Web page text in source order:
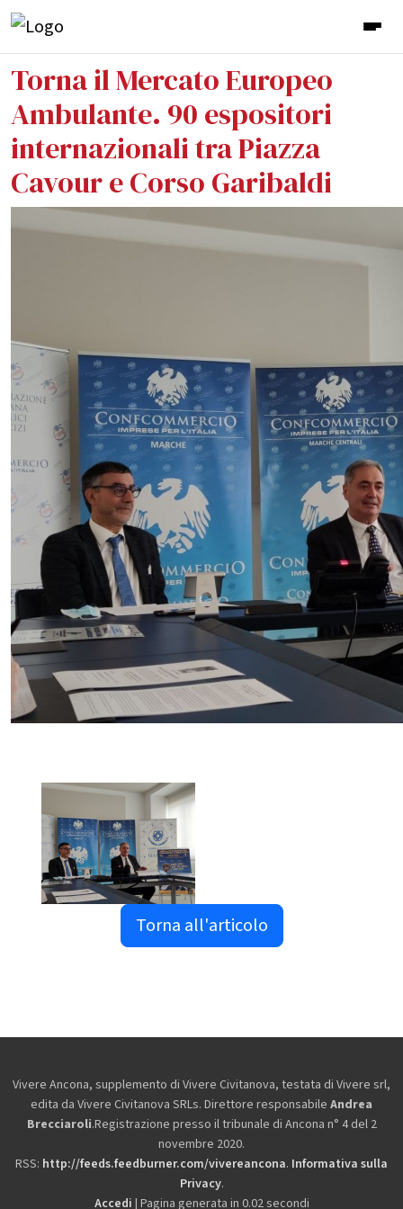
Torna il Mercato Europeo
Ambulante. 90 espositori
internazionali tra Piazza
Cavour e Corso Garibaldi
Torna all'articolo
Vivere Ancona, supplemento di Vivere Civitanova, testata di Vivere srl,
edita da Vivere Civitanova SRLs. Direttore responsabile Andrea
Brecciaroli.Registrazione presso il tribunale di Ancona n° 4 del 2
novembre 2020.
RSS: http://feeds.feedburner.com/vivereancona. Informativa sulla
Privacy.
Accedi | Pagina generata in 0.02 secondi